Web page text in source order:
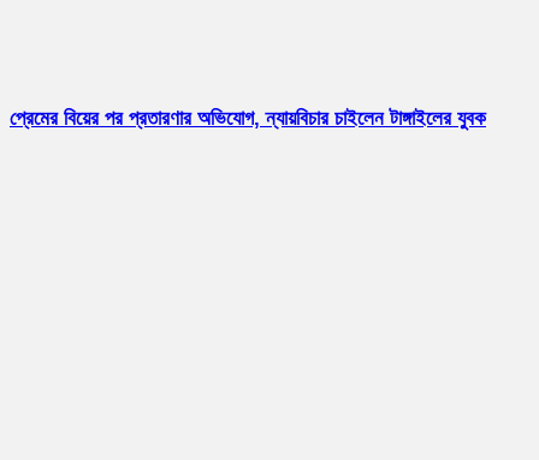
প্রেমের বিয়ের পর প্রতারণার অভিযোগ, ন্যায়বিচার চাইলেন টাঙ্গাইলের যুবক